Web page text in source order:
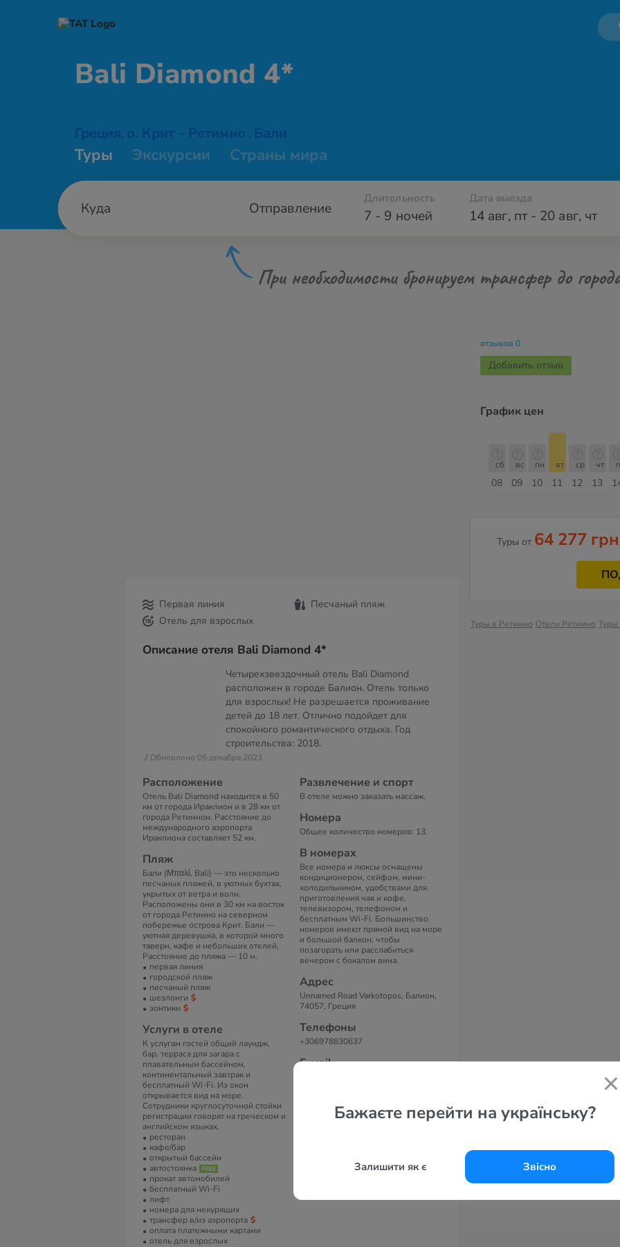
Бажаєте перейти на українську?
Залишити як є Звісно
Bali Diamond 4*
Греция, о. Крит – Ретимно , Бали
Туры Экскурсии Страны мира
Отправление 7 - 9 ночей
Длительность Дата выезда
14 авг, пт- 20 авг, чт
При необходимости бронируем трансфер до
Первая линия
Песчаный пляж
Отель для взрослых
Описание отеля Bali Diamond 4*
Четырехзвездочный отель Bali Diamond
расположен в городе Балион. Отель только
для взрослых! Не разрешается проживание
детей до 18 лет. Отлично подойдет для
спокойного романтического отдыха. Год
строительства: 2018.
// Обновлено 05 декабря 2023
Расположение
Отель Bali Diamond находится в 50
км от города Ираклион и в 28 км от
города Ретимнон. Расстояние до
международного аэропорта
Ираклиона составляет 52 км.
Пляж
Бали (Μπαλί, Bali) — это несколько
песчаных пляжей, в уютных бухтах,
укрытых от ветра и волн.
Расположены они в 30 км на восток
от города Ретимно на северном
побережье острова Крит. Бали —
уютная деревушка, в которой много
таверн, кафе и небольших отелей.
Расстояние до пляжа — 10 м.
первая линия
городской пляж
песчаный пляж
шезлонги
зонтики
Услуги в отеле
К услугам гостей общий лаундж,
бар, терраса для загара с
плавательным бассейном,
континентальный завтрак и
бесплатный Wi-Fi. Из окон
открывается вид на море.
Сотрудники круглосуточной стойки
регистрации говорят на греческом и
английском языках.
ресторан
кафе/бар
открытый бассейн
автостоянка
прокат автомобилей
бесплатный Wi-Fi
лифт
номера для некурящих
трансфер в/из аэропорта
оплата платежными картами
отель для взрослых
Развлечение и спорт
В отеле можно заказать массаж.
Номера
Общее количество номеров: 13.
В номерах
Все номера и люксы оснащены
кондиционером, сейфом, мини-
холодильником, удобствами для
приготовления чая и кофе,
телевизором, телефоном и
бесплатным Wi-Fi. Большинство
номеров имеют прямой вид на море
и большой балкон, чтобы
позагорать или расслабиться
вечером с бокалом вина.
Адрес
Unnamed Road Varkotopos, Балион,
74057, Греция
Телефоны
+306978830637
Е-маil
Bali Diamond 4*
отзывов 0
Добавить отзыв
График цен
08
сб
09
вс
10
пн
11
вт
12
ср
13
чт
Туры от 64 277 грн
Туры в Ретимно Отели Ретимно